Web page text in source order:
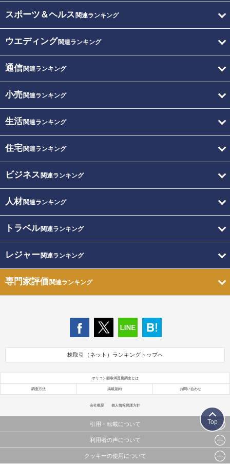
スポーツ＆ヘルス 関連ランキング
ウエディング関連ランキング
通信関連ランキング
小売関連ランキング
生活関連ランキング
住宅関連ランキング
ビジネス 関連ランキング
人材関連ランキング
トラベル関連ランキング
レジャー関連ランキング
専門家評価関連ランキング
株取引（ネット）ランキングトップへ
オリコン顧客満足度調査とは
調査方法 掲載規約 お問い合わせ
会社概要 個人情報保護方針
引用・転載について
当サイトで公開されている情報（文字、写真、イラスト、画像データ等）及びこれらの配置・
これらの情報を権利者の許可なく無断転載・複製などの二次利用を行うことは固く禁じており
利用者の声について
当サイトに掲載している内容はすべてサービスの利用者が提出された見解・感想です。
クッキーの使用について
Top